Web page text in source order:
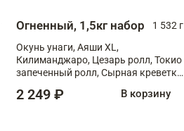
Огненный, 1,5кг набор
1 532 г
Окунь унаги, Аяши XL,
Килиманджаро, Цезарь ролл, Токио
запеченный ролл, Сырная креветка
2 249 ₽ В корзину